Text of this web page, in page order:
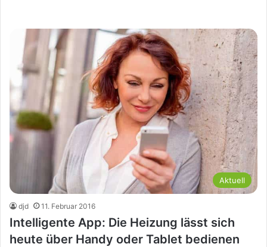
Aktuell
djd 11. Februar 2016
Intelligente App: Die Heizung lässt sich
heute über Handy oder Tablet bedienen